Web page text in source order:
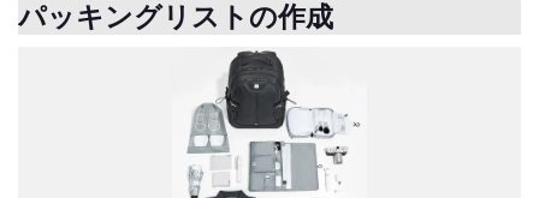
パッキングリストの作成